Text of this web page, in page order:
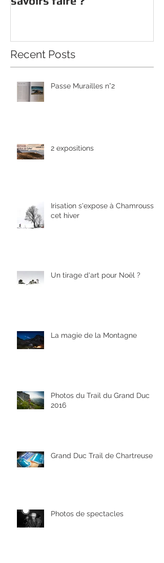
Recent Posts
Passe Murailles n°2
2 expositions
Irisation s'expose à Chamrousse
cet hiver
Un tirage d'art pour Noël ?
La magie de la Montagne
Photos du Trail du Grand Duc
2016
Grand Duc Trail de Chartreuse
Photos de spectacles